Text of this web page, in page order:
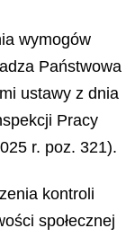
wymogów
Państwowa
ustawy z dnia
Pracy
r. poz. 321).
kontroli
społecznej